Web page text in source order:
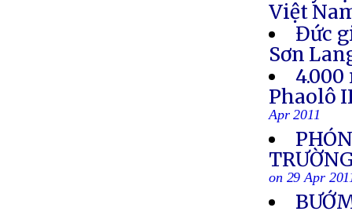
Việt
Đức
Sơn
Phaolô
Apr 2011
on 29 Apr